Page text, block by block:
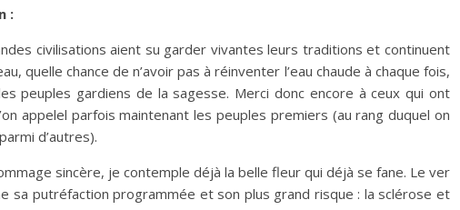
:
civilisations aient su garder vivantes leurs traditions et continuent
quelle chance de n’avoir pas à réinventer l’eau chaude à chaque fois,
peuples gardiens de la sagesse. Merci donc encore à ceux qui ont
appelel parfois maintenant les peuples premiers (au rang duquel on
d’autres).
sincère, je contemple déjà la belle fleur qui déjà se fane. Le ver
sa putréfaction programmée et son plus grand risque : la sclérose et